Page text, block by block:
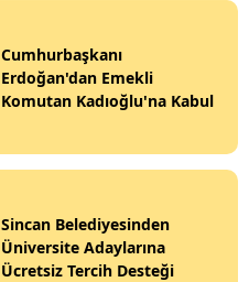
Cumhurbaşkanı
Erdoğan'dan Emekli
Komutan Kadıoğlu'na Kabul
Sincan Belediyesinden
Üniversite Adaylarına
Ücretsiz Tercih Desteği